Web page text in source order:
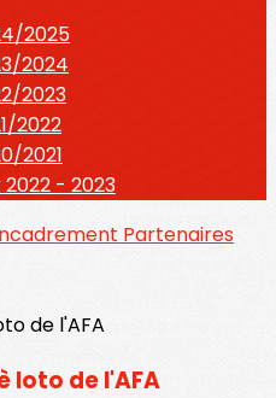
2025
2024
2023
2022
2021
- 2023
Partenaires
loto de l'AFA